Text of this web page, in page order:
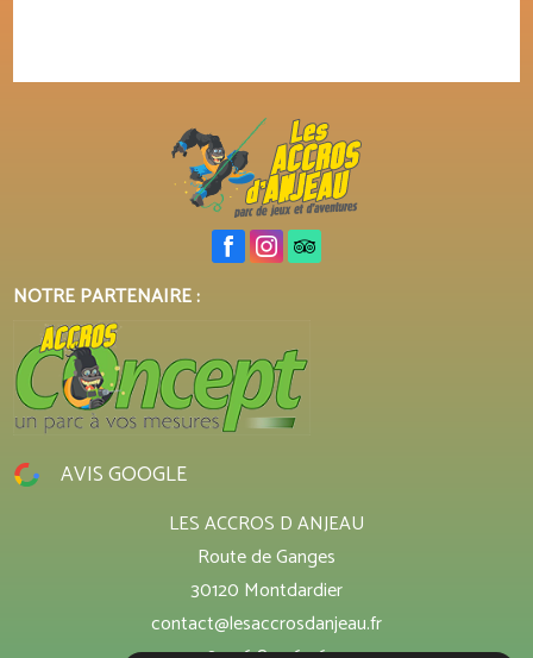
NOTRE PARTENAIRE :
AVIS GOOGLE
LES ACCROS D ANJEAU
Route de Ganges
30120 Montdardier
contact@lesaccrosdanjeau.fr